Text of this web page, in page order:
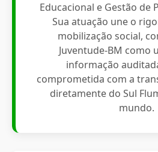
Educacional e Gestão de
Sua atuação une o
mobilização social,
Juventude-BM como
informação
comprometida com a
diretamente do Sul
mundo.